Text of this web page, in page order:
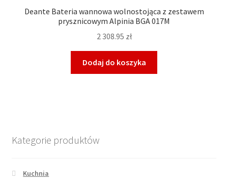
Deante Bateria wannowa wolnostojąca z zestawem
prysznicowym Alpinia BGA 017M
2 308.95 zł
Dodaj do koszyka
Kategorie produktów
Kuchnia